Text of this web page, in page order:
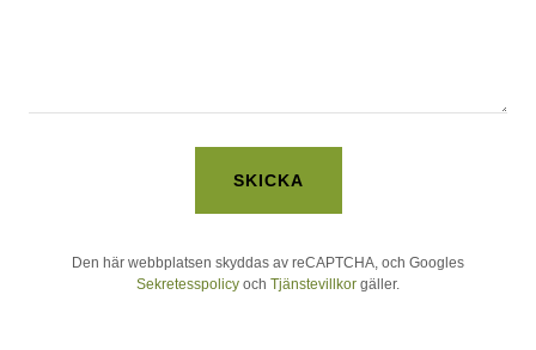
SKICKA
Den här webbplatsen skyddas av reCAPTCHA, och Googles
Sekretesspolicy och Tjänstevillkor gäller.